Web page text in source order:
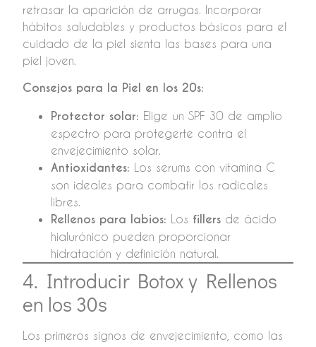
retrasar la aparición de arrugas. Incorporar
hábitos saludables y productos básicos para el
cuidado de la piel sienta las bases para una
piel joven.
Consejos para la Piel en los 20s:
Protector solar: Elige un SPF 30 de amplio
espectro para protegerte contra el
envejecimiento solar.
Antioxidantes: Los serums con vitamina C
son ideales para combatir los radicales
libres.
Rellenos para labios: Los fillers de ácido
hialurónico pueden proporcionar
hidratación y definición natural.
4. Introducir Botox y Rellenos
en los 30s
Los primeros signos de envejecimiento, como las